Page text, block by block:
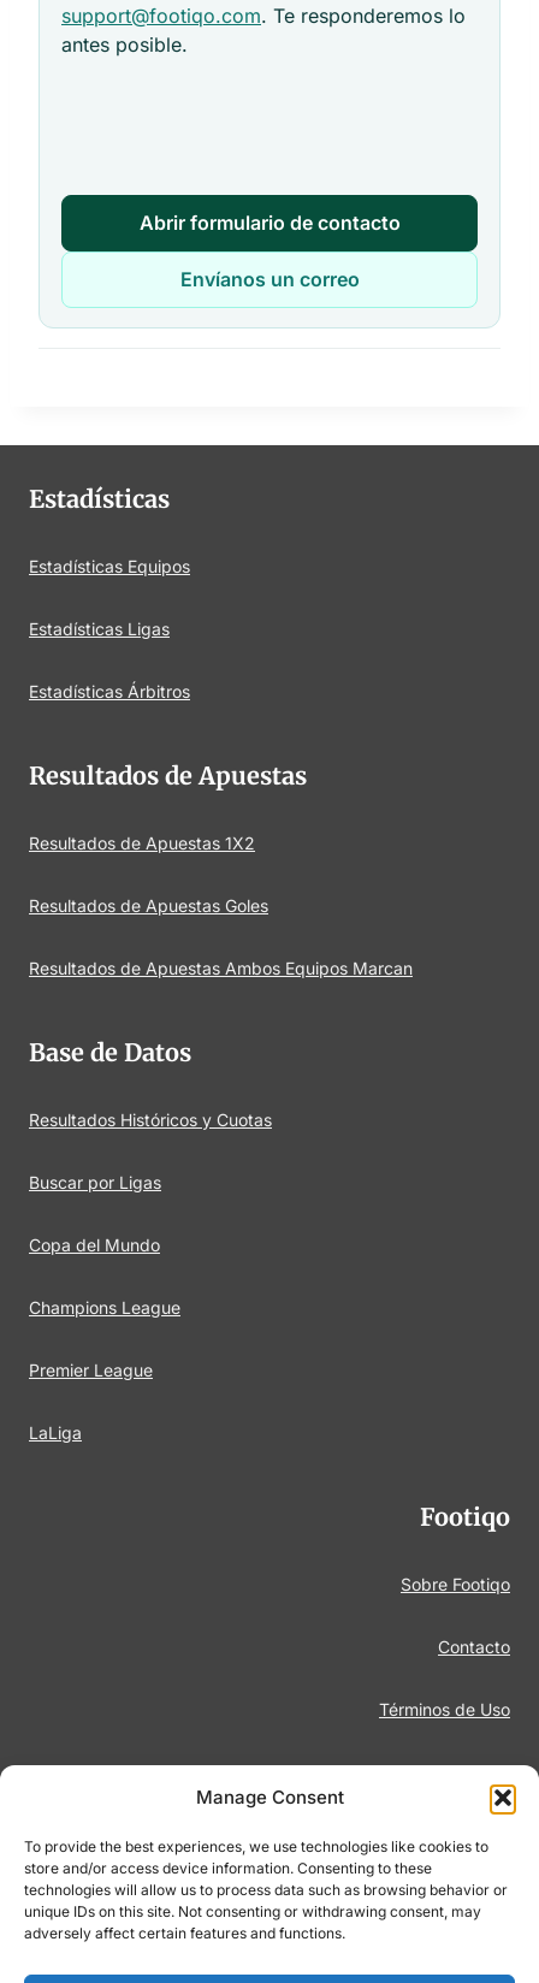
Manage Consent
To provide the best experiences, we use technologies like cookies to
store and/or access device information. Consenting to these
technologies will allow us to process data such as browsing behavior or
unique IDs on this site. Not consenting or withdrawing consent, may
adversely affect certain features and functions.
support@footiqo.com. Te responderemos lo
antes posible.
Abrir formulario de contacto
Envíanos un correo
Estadísticas
Estadísticas Equipos
Estadísticas Ligas
Estadísticas Árbitros
Resultados de Apuestas
Resultados de Apuestas 1X2
Resultados de Apuestas Goles
Resultados de Apuestas Ambos Equipos Marcan
Base de Datos
Resultados Históricos y Cuotas
Buscar por Ligas
Copa del Mundo
Champions League
Premier League
LaLiga
Footiqo
Sobre Footiqo
Contacto
Términos de Uso
Aviso Legal
Juego Responsable